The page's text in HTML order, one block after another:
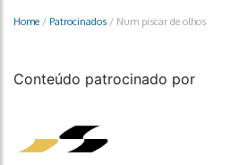
Home / Patrocinados / Num piscar de olhos
Conteúdo patrocinado por